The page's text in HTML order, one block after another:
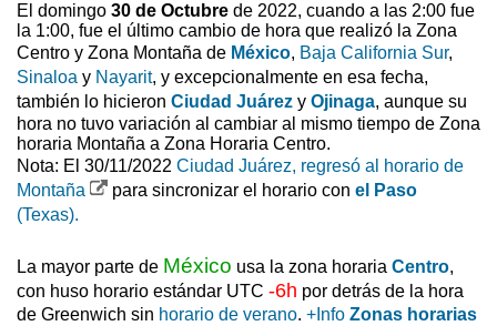
El domingo 30 de Octubre de 2022, cuando a las 2:00 fue
la 1:00, fue el último cambio de hora que realizó la Zona
Centro y Zona Montaña de México, Baja California Sur,
Sinaloa y Nayarit, y excepcionalmente en esa fecha,
también lo hicieron Ciudad Juárez y Ojinaga, aunque su
hora no tuvo variación al cambiar al mismo tiempo de Zona
horaria Montaña a Zona Horaria Centro.
Nota: El 30/11/2022 Ciudad Juárez, regresó al horario de
Montaña
para sincronizar el horario con el Paso
(Texas).
La mayor parte de México usa la zona horaria Centro,
con huso horario estándar UTC -6h por detrás de la hora
de Greenwich sin horario de verano. +Info Zonas horarias